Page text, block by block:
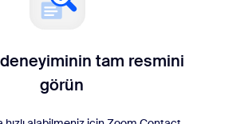
tam resmini
görün